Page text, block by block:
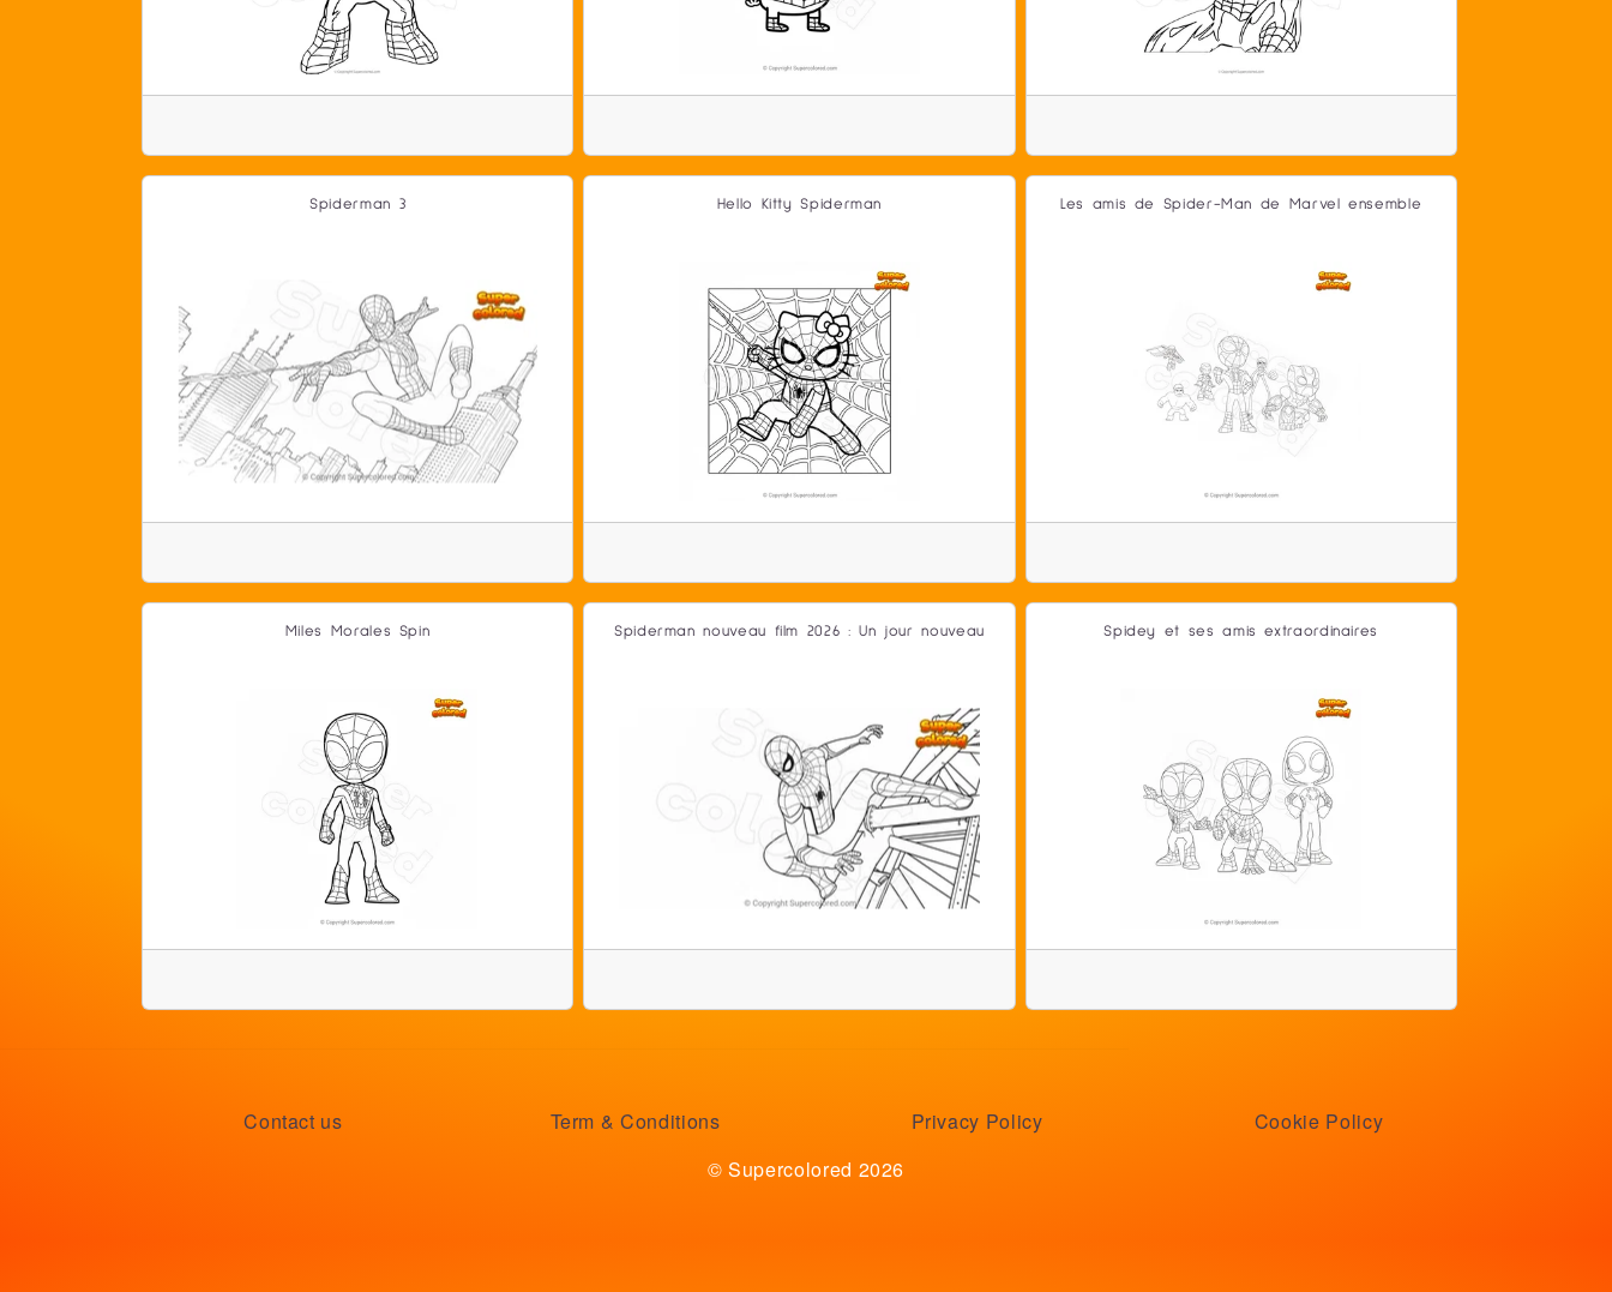
Spiderman 3 Hello Kitty Spiderman Les amis de Spider-Man de Marvel ensemble
Miles Morales Spin Spiderman nouveau film 2026 : Un jour nouveau Spidey et ses amis extraordinaires
Contact us Term & Conditions Privacy Policy
Cookie Policy
© Supercolored 2026